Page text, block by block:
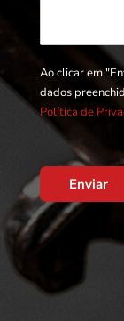
Ao clicar em
dados
Política de
Enviar